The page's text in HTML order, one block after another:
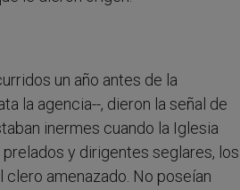
un año antes de la
la agencia--, dieron la señal de
inermes cuando la Iglesia
y dirigentes seglares, los
amenazado. No poseían